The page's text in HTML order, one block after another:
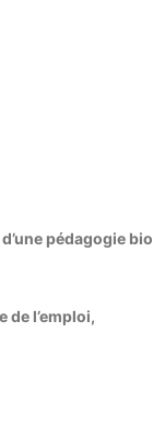
pédagogie
l’emploi,